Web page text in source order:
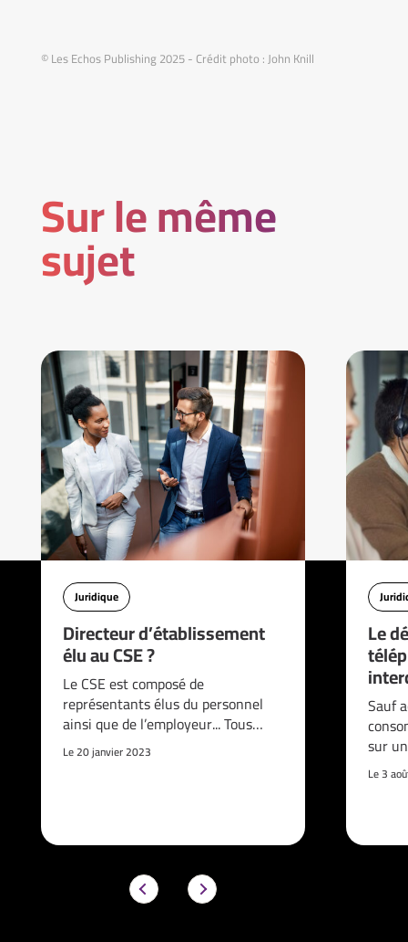
© Les Echos Publishing 2025 - Crédit photo : John Knill
Sur le même
sujet
Juridique
Directeur d’établissement
élu au CSE ?
Le CSE est composé de
représentants élus du personnel
ainsi que de l’employeur... Tous…
Le 20 janvier 2023
Le
Sauf
sur
Le 3